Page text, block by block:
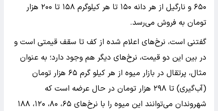
۶۵۰ و نارگیل از هر دانه ۱۵۰ تا هر کیلوگرم ۱۵۸ تا ۲۰۰ هزار
تومان به فروش می‌رسد.
گفتنی است، نرخ‌های اعلام شده از کف تا سقف قیمتی است و
در بین این دو قیمت، نرخ‌های دیگر هم وجود دارد؛ به عنوان
مثال، پرتقال در بازار میوه از هر کیلو گرم ۶۵ هزار تومان
(آب‌گیری) تا ۲۹۸ هزار تومان در حال عرضه است که
شهروندان می‌توانند این میوه را با نرخ‌های ۶۵، ۸۰، ۱۲۰، ۱۸۸